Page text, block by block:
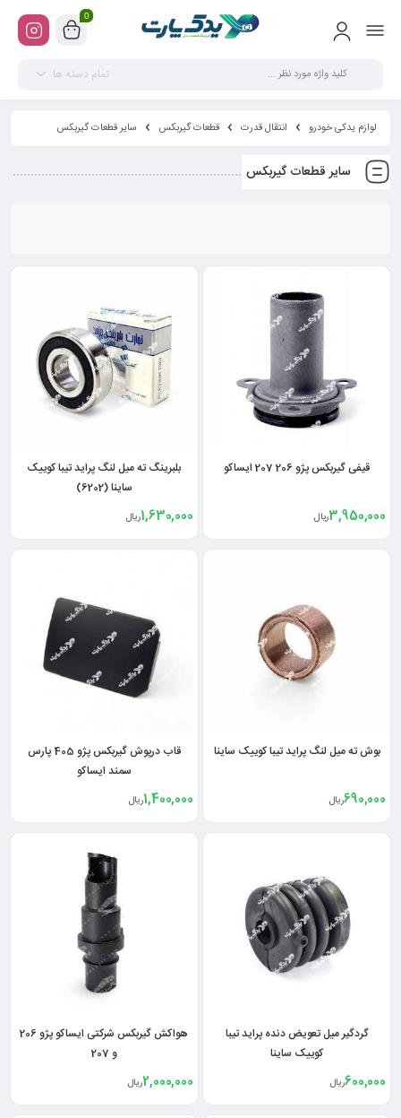
0
تمام دسته ها
لوازم یدکی خودرو انتقال قدرت قطعات گیربکس سایر قطعات گیربکس
سایر قطعات گیربکس
قیفی گیربکس پژو 206 207 ایساکو
3,950,000ریال
بلبرینگ ته میل لنگ پراید تیبا کوییک
ساینا (6202)
1,630,000ریال
بوش ته میل لنگ پراید تیبا کوییک ساینا
690,000ریال
قاب درپوش گیربکس پژو 405 پارس
سمند ایساکو
1,400,000ریال
گردگیر میل تعویض دنده پراید تیبا
کوییک ساینا
600,000ریال
هواکش گیربکس شرکتی ایساکو پژو 206
و 207
2,000,000ریال